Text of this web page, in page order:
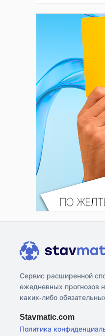
Сервис расширенной
ежедневных прогнозов
каких-либо
Stavmatic.com
Политика